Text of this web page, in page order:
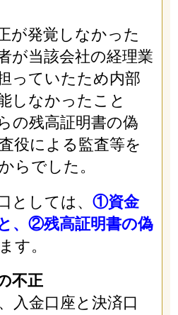
が発覚しなかった
が当該会社の経理業
っていたため内部
しなかったこと
の残高証明書の偽
役による監査等を
らでした。
としては、 ①資金
、②残高証明書の偽
す。
不正
入金口座と決済口